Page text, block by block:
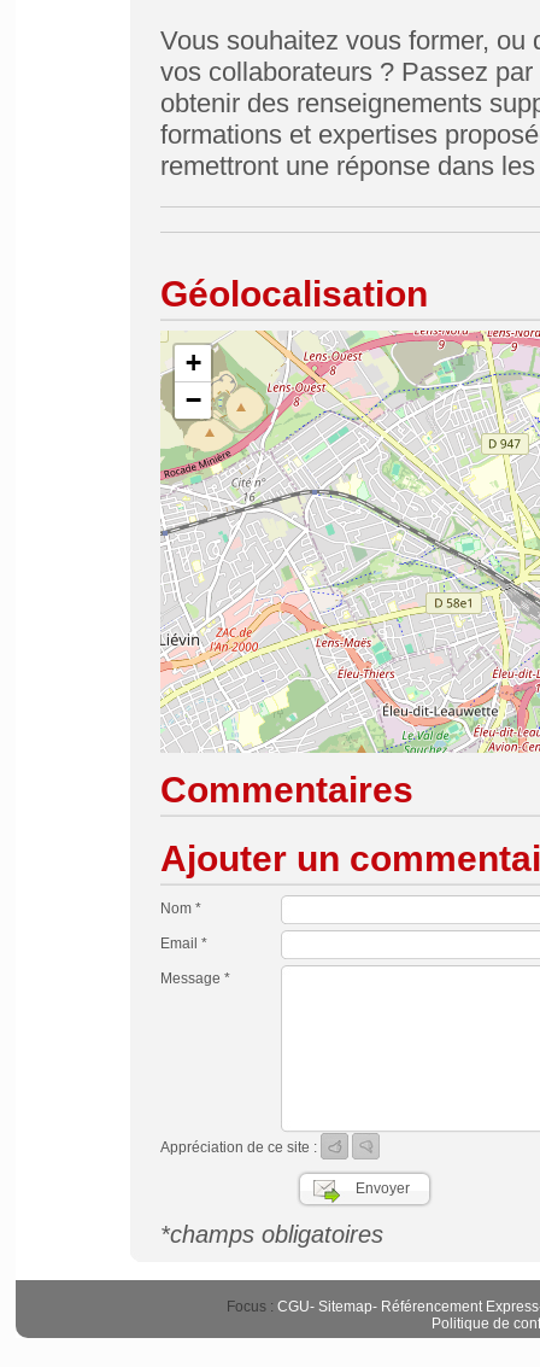
Vous souhaitez vous former, ou
vos collaborateurs ? Passez
obtenir des renseignements
formations et expertises
remettront une réponse dans
Géolocalisation
+
−
Commentaires
Ajouter un
Nom *
Email *
Message *
Appréciation de ce site :
*champs obligatoires
Focus : CGU- Sitemap- Référencement Express
Politique de